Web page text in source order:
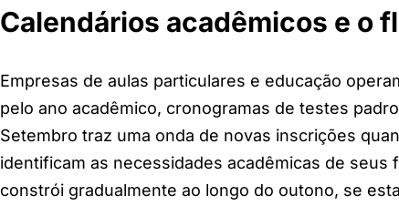
Calendários acadêmicos e o
Empresas de aulas particulares e educação
pelo ano acadêmico, cronogramas de testes
Setembro traz uma onda de novas inscrições
identificam as necessidades acadêmicas de seus
constrói gradualmente ao longo do outono, se